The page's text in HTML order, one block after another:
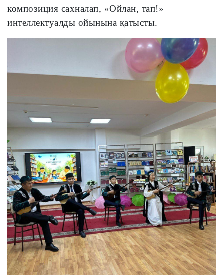
композиция сахналап, «Ойлан, тап!»
интеллектуалды ойынына қатысты.